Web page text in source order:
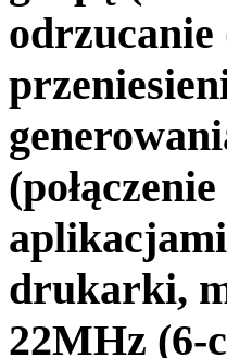
odrzucanie
drukarki,
22MHz (6-